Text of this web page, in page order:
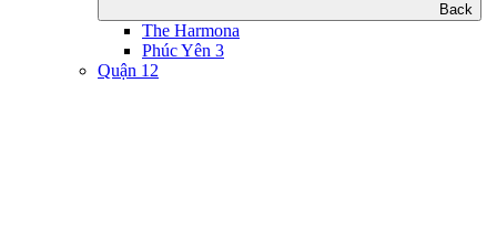
Back
The Harmona
Phúc Yên 3
Quận 12